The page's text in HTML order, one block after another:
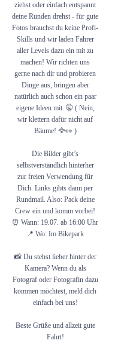
Beste Grüße und allzeit gute Fahrt!
dein GFAC-Team
#GFAC #Mountainbike #MTB
#Fotografie #Shred #Bikelife
#AachenerWald
#bikeparkdreiländereck
60 1
ziehst oder einfach entspannt
deine Runden drehst - für gute
Fotos brauchst du keine Profi-
Skills und wir laden Fahrer
aller Levels dazu ein mit zu
machen! Wir richten uns
gerne nach dir und probieren
Dinge aus, bringen aber
natürlich auch schon ein paar
eigene Ideen mit. 🤫 ( Nein,
wir klettern dafür nicht auf
Bäume! 🦅👀 )
Die Bilder gibt’s
selbstverständlich hinterher
zur freien Verwendung für
Dich. Links gibts dann per
Rundmail. Also: Pack deine
Crew ein und komm vorbei!
⏰ Wann: 19.07. ab 16:00 Uhr
📍 Wo: Im Bikepark
📸 Du stehst lieber hinter der
Kamera? Wenn du als
Fotograf oder Fotografin dazu
kommen möchtest, meld dich
einfach bei uns!
Beste Grüße und allzeit gute
Fahrt!